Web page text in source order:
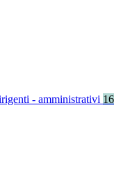
- amministrativi 16